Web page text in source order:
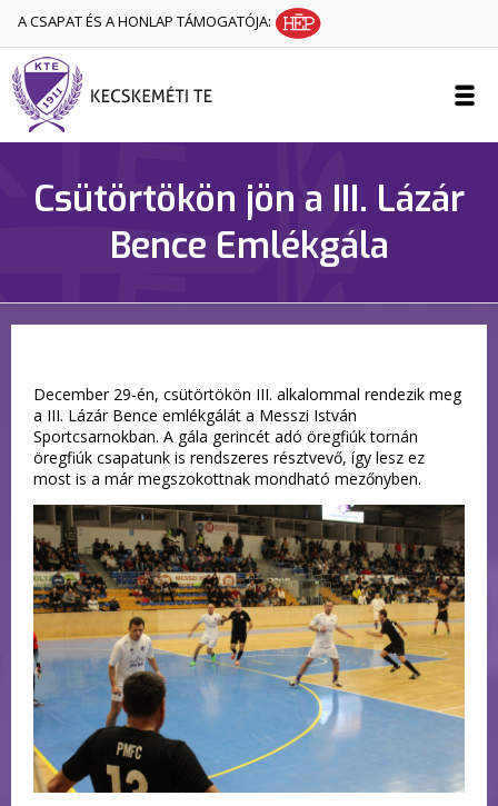
A CSAPAT ÉS A HONLAP TÁMOGATÓJA:
Csütörtökön jön a III. Lázár
Bence Emlékgála
December 29-én, csütörtökön III. alkalommal rendezik meg
a III. Lázár Bence emlékgálát a Messzi István
Sportcsarnokban. A gála gerincét adó öregfiúk tornán
öregfiúk csapatunk is rendszeres résztvevő, így lesz ez
most is a már megszokottnak mondható mezőnyben.